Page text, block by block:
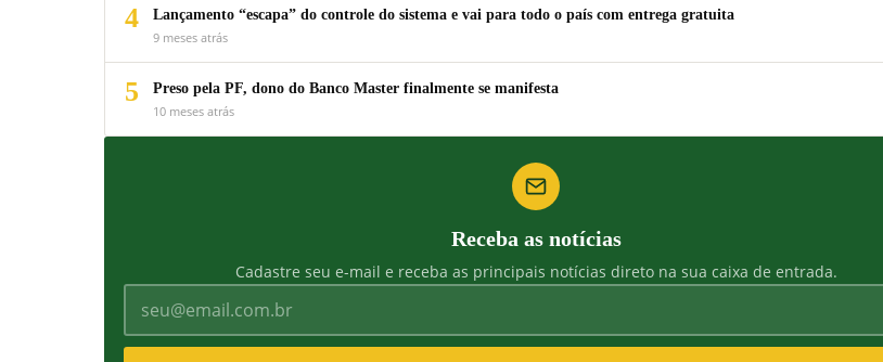
4
Lançamento “escapa” do controle do sistema e vai para todo o país com entrega gratuita
9 meses atrás
5
Preso pela PF, dono do Banco Master finalmente se manifesta
10 meses atrás
Receba as notícias
Cadastre seu e-mail e receba as principais notícias direto na sua caixa de entrada.